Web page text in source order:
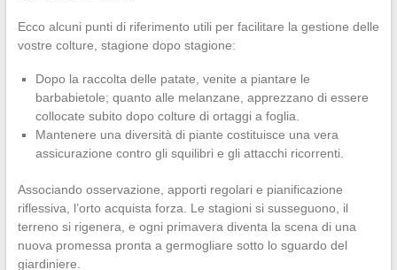
Ecco alcuni punti di riferimento utili per facilitare la gestione delle
vostre colture, stagione dopo stagione:
Dopo la raccolta delle patate, venite a piantare le
barbabietole; quanto alle melanzane, apprezzano di essere
collocate subito dopo colture di ortaggi a foglia.
Mantenere una diversità di piante costituisce una vera
assicurazione contro gli squilibri e gli attacchi ricorrenti.
Associando osservazione, apporti regolari e pianificazione
riflessiva, l’orto acquista forza. Le stagioni si susseguono, il
terreno si rigenera, e ogni primavera diventa la scena di una
nuova promessa pronta a germogliare sotto lo sguardo del
giardiniere.